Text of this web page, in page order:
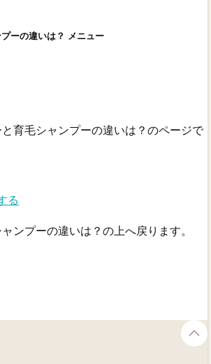
ーの違いは？ メニュー
育毛シャンプーの違いは？のページで
る
ンプーの違いは？の上へ戻ります。